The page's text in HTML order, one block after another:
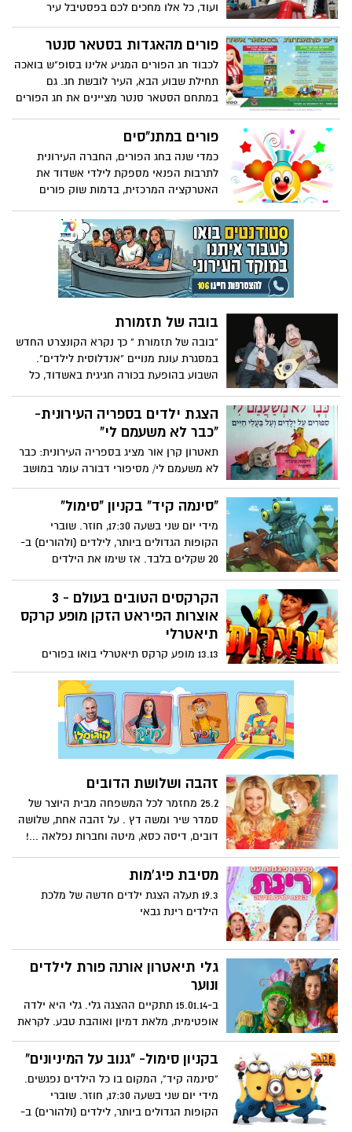
ועוד, כל אלו מחכים לכם בפסטיבל עיר
הילדים שיתקיים בין התאריכים 6-23.4 בגן
העיר באשדוד, אסור לפספס!!! לפרטים:
פורים מהאגדות בסטאר סנטר
לכבוד חג הפורים המגיע אלינו בסופ"ש בואכה
תחילת שבוע הבא, העיר לובשת חג. גם
במתחם הסטאר סנטר מציינים את חג הפורים
פורים במתנ"סים
כמדי שנה בחג הפורים, החברה העירונית
לתרבות הפנאי מספקת לילדי אשדוד את
האטרקציה המרכזית, בדמות שוק פורים
אדר תשע"ג 16/03/2013 בין השעות 10:00-13:00
בכל אחד ממתנ"סי החברה הפזורים ברחבי
העיר.
בובה של תזמורת
"בובה של תזמורת " כך נקרא הקונצרט החדש
במסגרת עונת מנויים "אנדלוסית לילדים".
השבוע בהופעת בכורה חגיגית באשדוד, כל
הגילאים.
הצגת ילדים בספריה העירונית-
"כבר לא משעמם לי"
תאטרון קרן אור מציג בספריה העירונית: כבר
לא משעמם לי/ מסיפורי דבורה עומר במושב
מקסים חיו להם בשקט ושלווה משפחת
התרנגולים.. יום אחד הגיעו המון חברים:
בשעה 17:00 בספריה העירונית כניסה
חופשית!
"סינמה קיד" בקניון "סימול"
מידי יום שני בשעה 17:30, חוזר. שוברי
הקופות הגדולים ביותר, לילדים (ולהורים) ב-
20 שקלים בלבד. אז שימו את הילדים
בקניון סי-מול.
הקרקסים הטובים בעולם - 3
אוצרות הפיראט הזקן מופע קרקס
תיאטרלי
13.13 מופע קרקס תיאטרלי בואו בפורים
לקרקס המוסיקלי, מופע ססגוני ושמח
בהשתתפות נבחרת אמני קרקס בינלאומיים,
מהקרקסים הטובים בעולם.
זהבה ושלושת הדובים
25.2 מחזמר לכל המשפחה מבית היוצר של
סמדר שיר ומשה דץ . על זהבה אחת, שלושה
דובים, דיסה כסא, מיטה וחברות נפלאה ...!
נובינזון
מסיבת פיג'מות
19.3 תעלה הצגת ילדים חדשה של מלכת
הילדים רינת גבאי
גלי תיאטרון אורנה פורת לילדים
ונוער
ב-15.01.14 תתקיים ההצגה גלי. גלי היא ילדה
אופטימית, מלאת דמיון ואוהבת טבע. לקראת
עלייתהלכיתה א' היא מאד מתרגשת ומתכוונת
לערוך לכבוד האירוע מסיבה לחבריה.
בקניון סימול- "גנוב על המיניונים"
"סינמה קיד", המקום בו כל הילדים נפגשים.
מידי יום שני בשעה 17:30, חוזר. שוברי
הקופות הגדולים ביותר, לילדים (ולהורים) ב-